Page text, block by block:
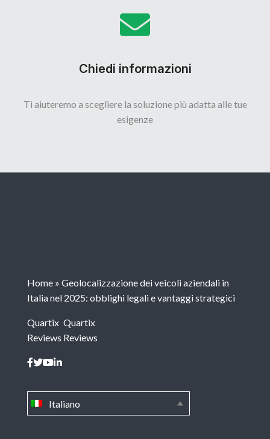
Chiedi informazioni
Ti aiuteremo a scegliere la soluzione più adatta alle tue
esigenze
Italiano
Home » Geolocalizzazione dei veicoli aziendali in
Italia nel 2025: obblighi legali e vantaggi strategici
Quartix
Reviews
Quartix
Reviews